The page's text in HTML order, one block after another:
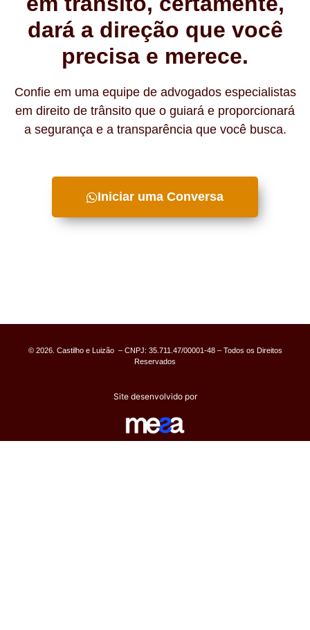
dará a direção que você
precisa e merece.
Confie em uma equipe de advogados especialistas
em direito de trânsito que o guiará e proporcionará
a segurança e a transparência que você busca.
Iniciar uma Conversa
© 2026. Castilho e Luizão – CNPJ: 35.711.47/00001-48 – Todos os Direitos
Reservados
Site desenvolvido por